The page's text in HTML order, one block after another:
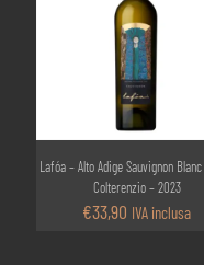
Lafóa – Alto Adige Sauvignon Blanc
Colterenzio – 2023
€33,90 IVA inclusa